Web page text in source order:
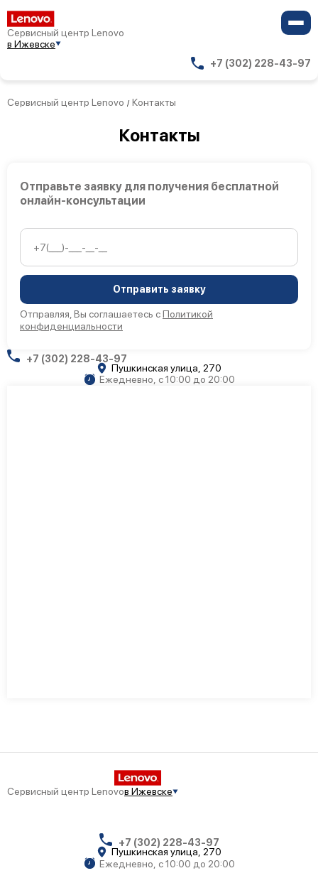
Сервисный центр Lenovo
в Ижевске
+7 (302) 228-43-97
Сервисный центр Lenovo / Контакты
Контакты
+7 (302) 228-43-97
Пушкинская улица, 270
Ежедневно, с 10:00 до 20:00
Отправьте заявку для получения бесплатной
онлайн-консультации
Отправить заявку
Отправляя, Вы соглашаетесь сПолитикой
конфиденциальности
Сервисный центр Lenovoв Ижевске
+7 (302) 228-43-97
Пушкинская улица, 270
Ежедневно, с 10:00 до 20:00